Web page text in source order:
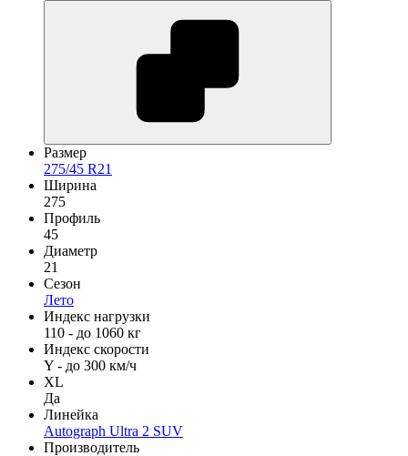
Размер
275/45 R21
Ширина
275
Профиль
45
Диаметр
21
Сезон
Лето
Индекс нагрузки
110 - до 1060 кг
Индекс скорости
Y - до 300 км/ч
XL
Да
Линейка
Autograph Ultra 2 SUV
Производитель